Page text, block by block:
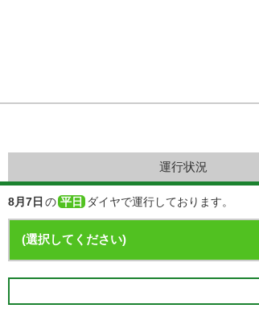
運行状況
8月7日 の 平日 ダイヤで運行しております。